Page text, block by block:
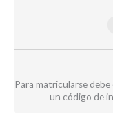
Para matricularse
un código de